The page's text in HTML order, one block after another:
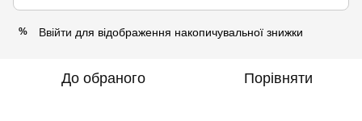
% Ввійти для відображення накопичувальної знижки
До обраного Порівняти